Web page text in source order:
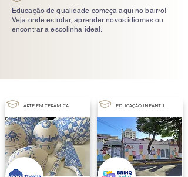
Educação de qualidade começa aqui no bairro!
Veja onde estudar, aprender novos idiomas ou
encontrar a escolinha ideal.
ARTE EM CERÂMICA EDUCAÇÃO INFANTIL